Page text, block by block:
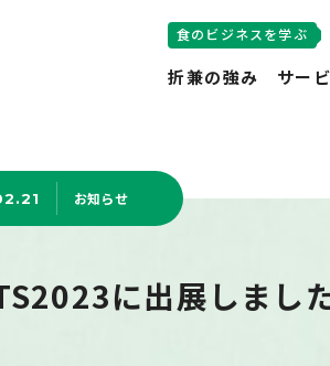
食のビジネスを学ぶ
折兼の強み サー
お知らせ
に出展しまし